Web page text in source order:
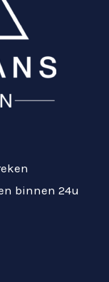
binnen 24u